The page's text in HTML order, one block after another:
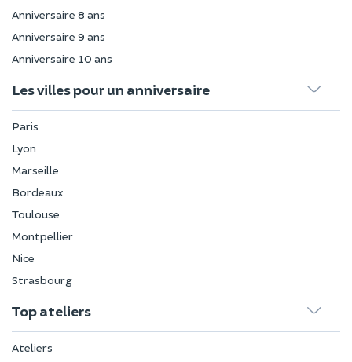
Anniversaire 8 ans
Anniversaire 9 ans
Anniversaire 10 ans
Les villes pour un anniversaire
Paris
Lyon
Marseille
Bordeaux
Toulouse
Montpellier
Nice
Strasbourg
Top ateliers
Ateliers